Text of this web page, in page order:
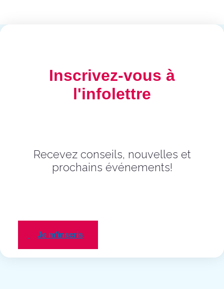
Inscrivez-vous à
l'infolettre
Recevez conseils, nouvelles et
prochains événements!
Je m'inscris